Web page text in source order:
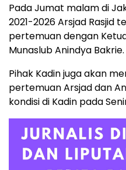
Pada Jumat malam di
2021-2026 Arsjad Rasjid
pertemuan dengan
Munaslub Anindya Bakrie.
Pihak Kadin juga akan
pertemuan Arsjad dan
kondisi di Kadin pada